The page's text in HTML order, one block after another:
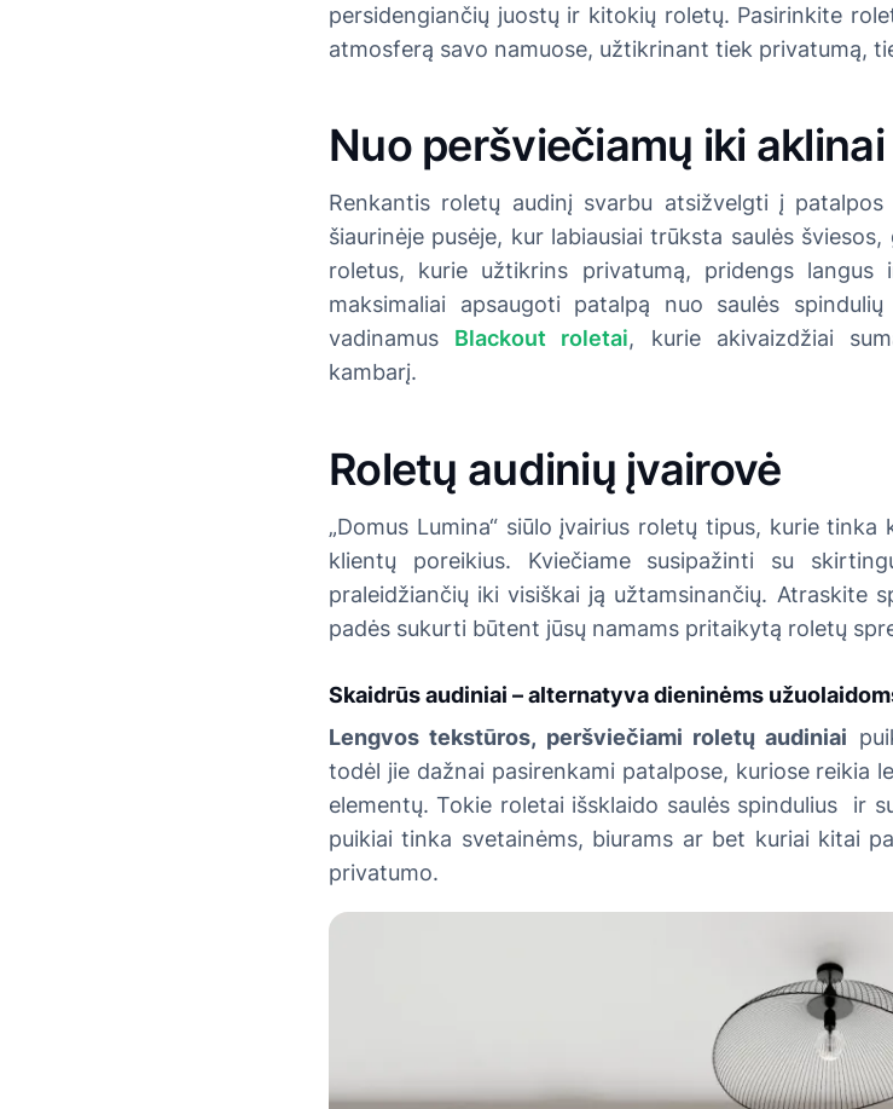
persidengiančių juostų ir kitokių roletų. Pasirinkite
atmosferą savo namuose, užtikrinant tiek privatumą,
Nuo peršviečiamų iki
Renkantis roletų audinį svarbu atsižvelgti į
šiaurinėje pusėje, kur labiausiai trūksta saulės
roletus, kurie užtikrins privatumą, pridengs
maksimaliai apsaugoti patalpą nuo saulės
vadinamus Blackout roletai, kurie akivaizdžiai
kambarį.
Roletų audinių įvairovė
„Domus Lumina“ siūlo įvairius roletų tipus, kurie
klientų poreikius. Kviečiame susipažinti su
praleidžiančių iki visiškai ją užtamsinančių. Atraskite
padės sukurti būtent jūsų namams pritaikytą roletų
Skaidrūs audiniai –alternatyvadieninėms
Lengvos tekstūros, peršviečiami roletų audiniai
todėl jie dažnai pasirenkami patalpose, kuriose reikia
elementų. Tokie roletai išsklaido saulės spindulius ir
puikiai tinka svetainėms, biurams ar bet kuriai kitai
privatumo.